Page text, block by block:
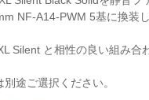
NF-A14-PWM 5基に換装
Silent と相性の良い組み合
途ご選択ください。